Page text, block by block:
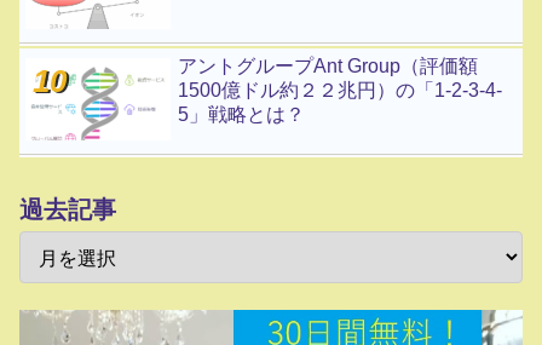
アントグループAnt Group（評価額
1500億ドル約２２兆円）の「1-2-3-4-
5」戦略とは？
過去記事